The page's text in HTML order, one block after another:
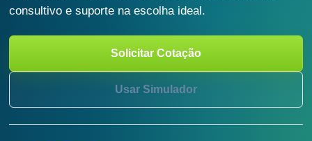
consultivo e suporte na escolha ideal.
Solicitar Cotação
Usar Simulador